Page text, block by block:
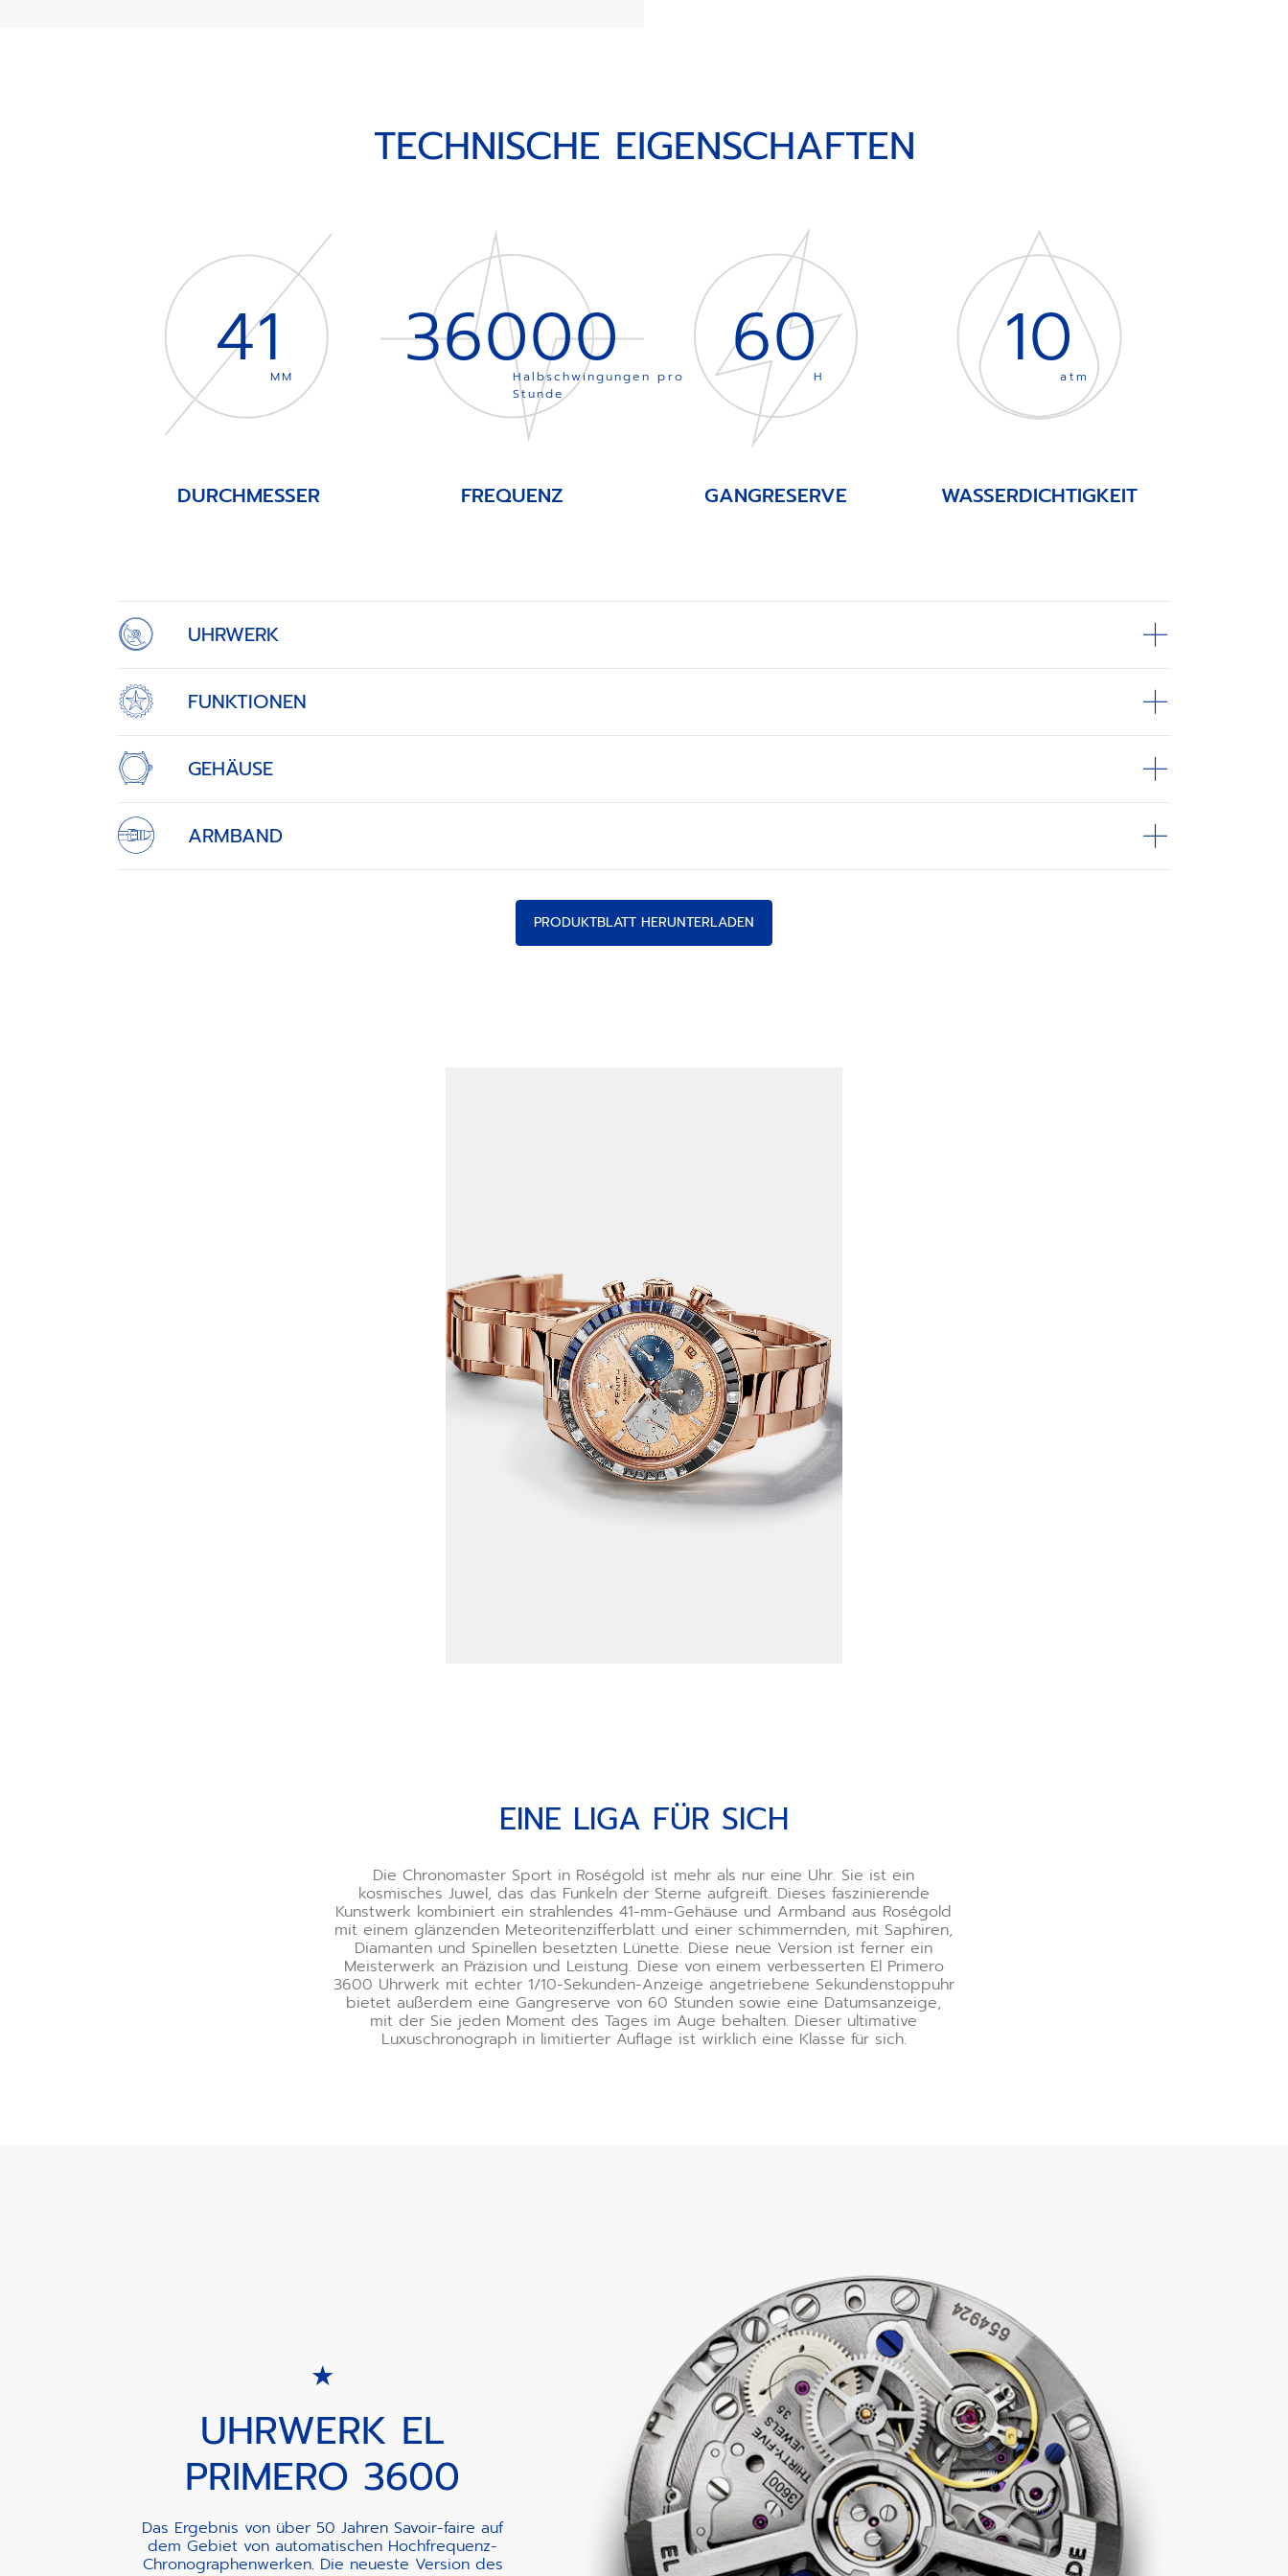
TECHNISCHE EIGENSCHAFTEN
41MM
DURCHMESSER
36000
Halbschwingungen pro
Stunde
FREQUENZ
60H
GANGRESERVE
10atm
WASSERDICHTIGKEIT
UHRWERK
FUNKTIONEN
GEHÄUSE
ARMBAND
PRODUKTBLATT HERUNTERLADEN
EINE LIGA FÜR SICH
Die Chronomaster Sport in Roségold ist mehr als nur eine Uhr. Sie ist ein
kosmisches Juwel, das das Funkeln der Sterne aufgreift. Dieses faszinierende
Kunstwerk kombiniert ein strahlendes 41-mm-Gehäuse und Armband aus Roségold
mit einem glänzenden Meteoritenzifferblatt und einer schimmernden, mit Saphiren,
Diamanten und Spinellen besetzten Lünette. Diese neue Version ist ferner ein
Meisterwerk an Präzision und Leistung. Diese von einem verbesserten El Primero
3600 Uhrwerk mit echter 1/10-Sekunden-Anzeige angetriebene Sekundenstoppuhr
bietet außerdem eine Gangreserve von 60 Stunden sowie eine Datumsanzeige,
mit der Sie jeden Moment des Tages im Auge behalten. Dieser ultimative
Luxuschronograph in limitierter Auflage ist wirklich eine Klasse für sich.
UHRWERK EL
PRIMERO 3600
Das Ergebnis von über 50 Jahren Savoir-faire auf
dem Gebiet von automatischen Hochfrequenz-
Chronographenwerken. Die neueste Version des